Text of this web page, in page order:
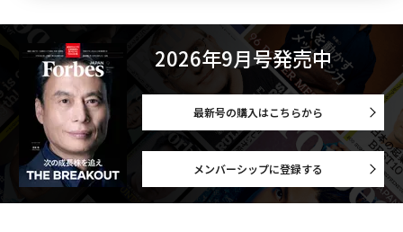
2026年9月号発売中
最新号の購入はこちらから
メンバーシップに登録する